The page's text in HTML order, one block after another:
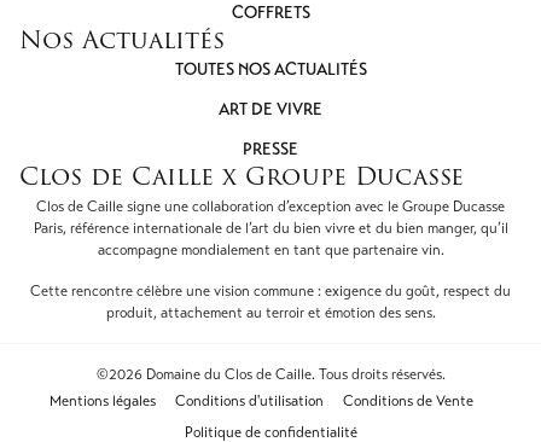
COFFRETS
Nos Actualités
TOUTES NOS ACTUALITÉS
ART DE VIVRE
PRESSE
Clos de Caille x Groupe Ducasse
Clos de Caille signe une collaboration d’exception avec le Groupe Ducasse
Paris, référence internationale de l’art du bien vivre et du bien manger, qu’il
accompagne mondialement en tant que partenaire vin.
Cette rencontre célèbre une vision commune : exigence du goût, respect du
produit, attachement au terroir et émotion des sens.
©2026 Domaine du Clos de Caille. Tous droits réservés.
Mentions légales
Conditions d'utilisation
Conditions de Vente
Politique de confidentialité